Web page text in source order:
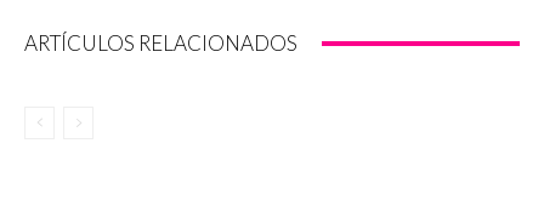
ARTÍCULOS RELACIONADOS